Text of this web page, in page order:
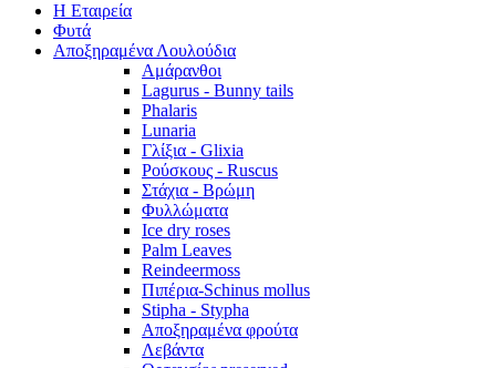
Η Εταιρεία
Φυτά
Αποξηραμένα Λουλούδια
Αμάρανθοι
Lagurus - Bunny tails
Phalaris
Lunaria
Γλίξια - Glixia
Ρούσκους - Ruscus
Στάχια - Βρώμη
Φυλλώματα
Ice dry roses
Palm Leaves
Reindeermoss
Πιπέρια-Schinus mollus
Stipha - Stypha
Αποξηραμένα φρούτα
Λεβάντα